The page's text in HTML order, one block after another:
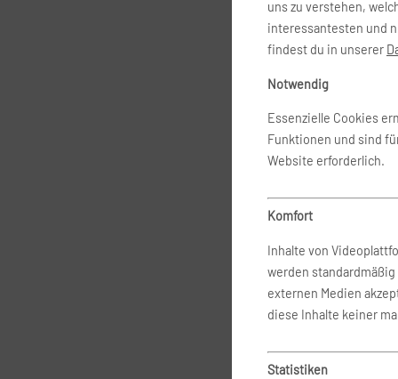
uns zu verstehen,
interessantesten und
findest du in unserer
Notwendig
Essenzielle Cookies
Funktionen und sind
Website erforderlich.
Komfort
Inhalte von
werden
externen Medien
diese Inhalte keiner
Statistiken